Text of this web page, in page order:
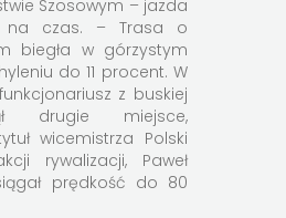
Szosowym – jazda
na czas. – Trasa o
biegła w górzystym
do 11 procent. W
z buskiej
drugie miejsce,
wicemistrza Polski
rywalizacji, Paweł
prędkość do 80